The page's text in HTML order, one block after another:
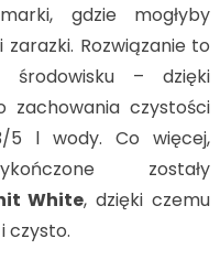
gdzie mogłyby
Rozwiązanie to
środowisku – dzięki
zachowania czystości
5 l wody. Co więcej,
zostały
White, dzięki czemu
czysto.